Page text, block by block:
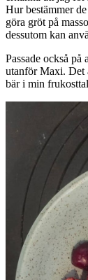
Hur bestämmer
göra gröt på
dessutom kan
Passade också
utanför Maxi. Det
bär i min